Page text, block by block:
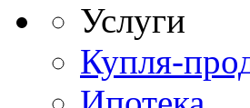
Услуги
Купля-